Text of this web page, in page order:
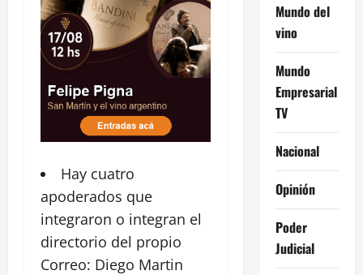
Hay cuatro
apoderados que
integraron o integran el
directorio del propio
Correo: Diego Martin
Mundo del
vino
Mundo
Empresarial
TV
Nacional
Opinión
Poder
Judicial